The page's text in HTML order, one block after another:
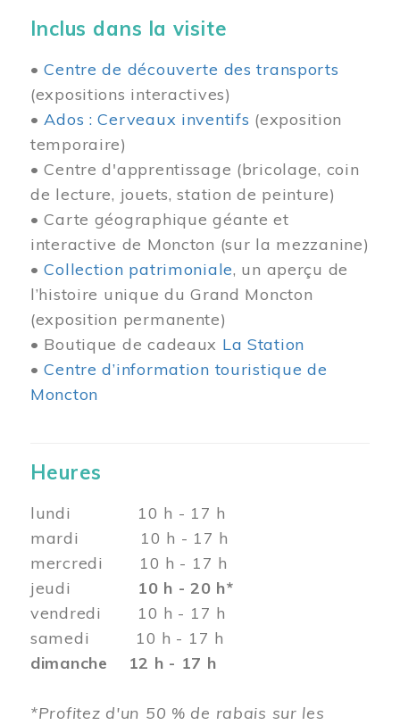
Inclus dans la visite
•Centre de découverte des transports
(expositions interactives)
•Ados : Cerveaux inventifs (exposition
temporaire)
• Centre d'apprentissage (bricolage, coin
de lecture, jouets, station de peinture)
• Carte géographique géante et
interactive de Moncton (sur la mezzanine)
•Collection patrimoniale, un aperçu de
l’histoire unique du Grand Moncton
(exposition permanente)
• Boutique de cadeaux La Station
•Centre d’information touristique de
Moncton
Heures
lundi 10 h - 17 h
mardi 10 h - 17 h
mercredi 10 h - 17 h
jeudi 10 h - 20 h*
vendredi 10 h - 17 h
samedi 10 h - 17 h
dimanche 12 h - 17 h
*Profitez d'un 50 % de rabais sur les